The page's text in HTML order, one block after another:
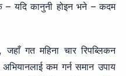
– यदि कानुनी होइन भने – कदम
जहाँ गत महिना चार रिपब्लिकन
कम गर्न समान उपाय